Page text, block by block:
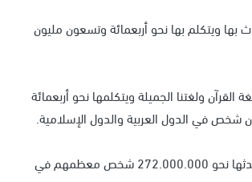
بها ويتكلم بها نحو أربعمائة وتسعون مليون
القرآن ولغتنا الجميلة ويتكلمها نحو أربعمائة
شخص في الدول العربية والدول الإسلامية.
و يتحدثها نحو 272.000.000 شخص معظمهم في